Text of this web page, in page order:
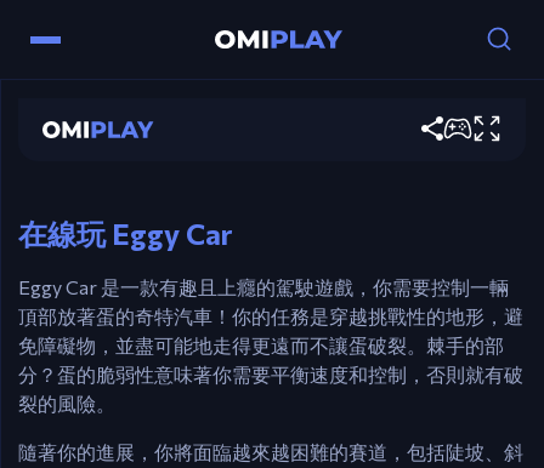
Eggy Car
在線玩 Eggy Car
Eggy Car 是一款有趣且上癮的駕駛遊戲，你需要控制一輛
頂部放著蛋的奇特汽車！你的任務是穿越挑戰性的地形，避
免障礙物，並盡可能地走得更遠而不讓蛋破裂。棘手的部
分？蛋的脆弱性意味著你需要平衡速度和控制，否則就有破
裂的風險。
隨著你的進展，你將面臨越來越困難的賽道，包括陡坡、斜